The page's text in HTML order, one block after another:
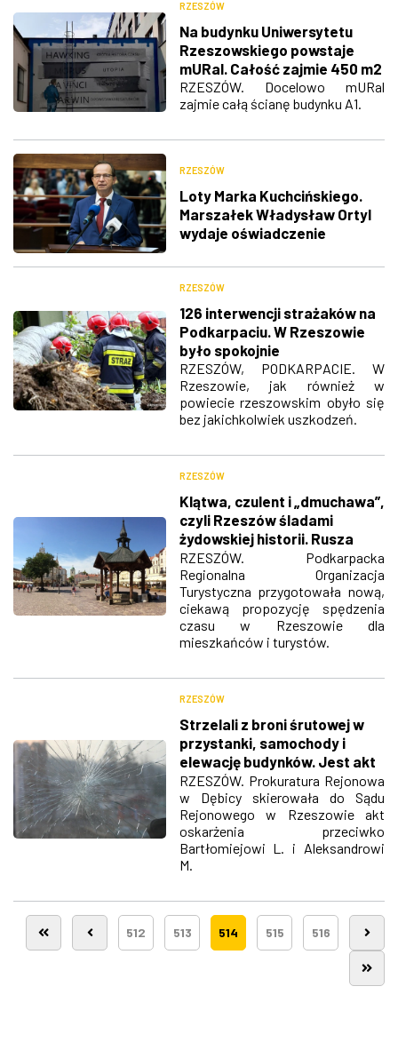
RZESZÓW
Na budynku Uniwersytetu
Rzeszowskiego powstaje
mURal. Całość zajmie 450 m2
RZESZÓW. Docelowo mURal
zajmie całą ścianę budynku A1.
RZESZÓW
Loty Marka Kuchcińskiego.
Marszałek Władysław Ortyl
wydaje oświadczenie
RZESZÓW
126 interwencji strażaków na
Podkarpaciu. W Rzeszowie
było spokojnie
RZESZÓW, PODKARPACIE. W
Rzeszowie, jak również w
powiecie rzeszowskim obyło się
bez jakichkolwiek uszkodzeń.
RZESZÓW
Klątwa, czulent i „dmuchawa”,
czyli Rzeszów śladami
żydowskiej historii. Rusza
specjalna trasa turystyczna
RZESZÓW. Podkarpacka
Regionalna Organizacja
Turystyczna przygotowała nową,
ciekawą propozycję spędzenia
czasu w Rzeszowie dla
mieszkańców i turystów.
RZESZÓW
Strzelali z broni śrutowej w
przystanki, samochody i
elewację budynków. Jest akt
oskarżenia
RZESZÓW. Prokuratura Rejonowa
w Dębicy skierowała do Sądu
Rejonowego w Rzeszowie akt
oskarżenia przeciwko
Bartłomiejowi L. i Aleksandrowi
M.
512 513 514 515 516